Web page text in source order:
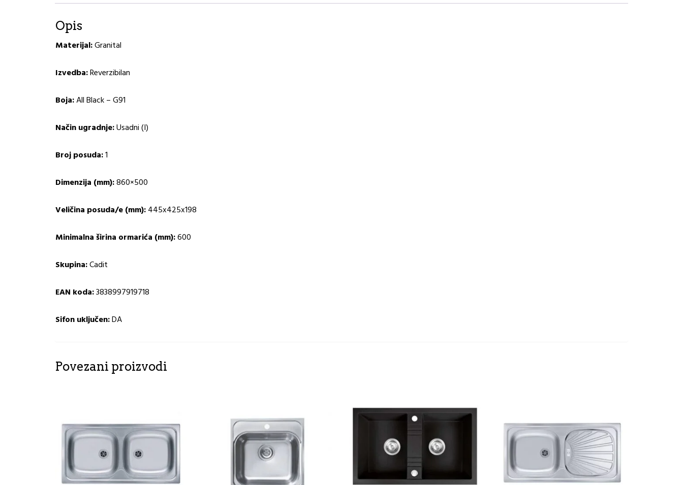
Opis
Materijal:Granital
Izvedba:Reverzibilan
Boja:All Black – G91
Način ugradnje:Usadni (I)
Broj posuda:1
Dimenzija (mm):860×500
Veličina posuda/e (mm):445x425x198
Minimalna širina ormarića (mm):600
Skupina:Cadit
EAN koda:3838997919718
Sifon uključen:DA
Povezani proizvodi